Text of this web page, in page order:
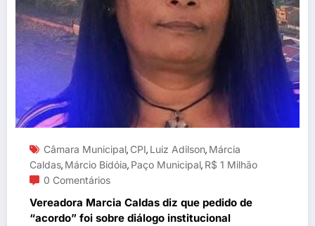
Câmara Municipal, CPI, Luiz Adilson, Márcia
Caldas, Márcio Bidóia, Paço Municipal, R$ 1 Milhão
0 Comentários
Vereadora Marcia Caldas diz que pedido de
“acordo” foi sobre diálogo institucional